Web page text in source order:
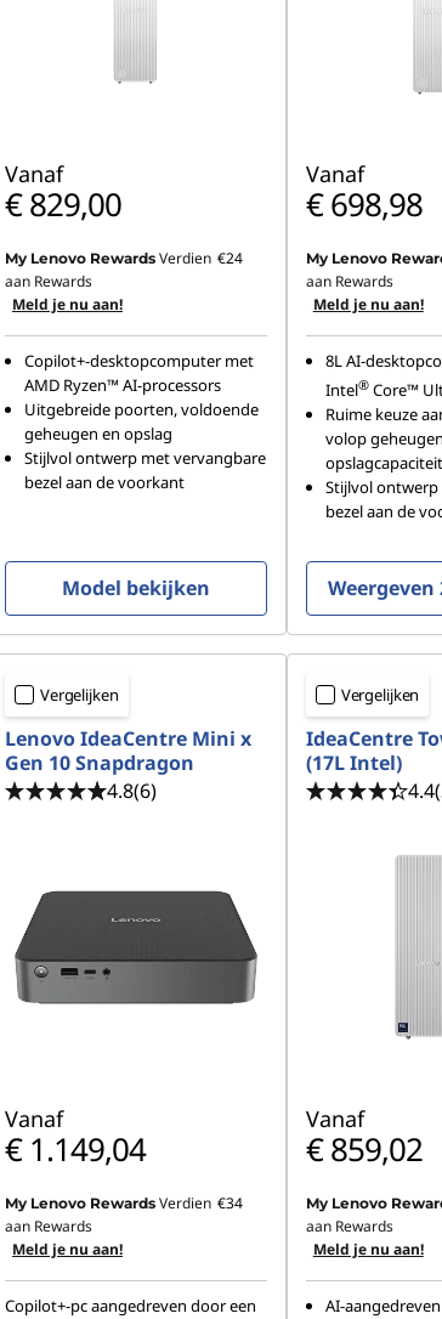
Vanaf
€ 829,00
My Lenovo Rewards Verdien €24
aan Rewards
Meld je nu aan!
Copilot+-desktopcomputer met
AMD Ryzen™ AI-processors
Uitgebreide poorten, voldoende
geheugen en opslag
Stijlvol ontwerp met vervangbare
bezel aan de voorkant
Model bekijken
Vanaf
€ 698,98
My Lenovo
aan Rewards
Meld je nu aan!
8L AI-
Intel®Core™
Ruime keuze
volop
opslagcapaciteit
Stijlvol
bezel aan de
Vergelijken
Lenovo IdeaCentre Mini x
Gen 10 Snapdragon
4.8(6)
Vanaf
€ 1.149,04
My Lenovo Rewards Verdien €34
aan Rewards
Meld je nu aan!
Copilot+-pc aangedreven door een
Vergelijken
IdeaCentre
(17L Intel)
4.4
Vanaf
€ 859,02
My Lenovo
aan Rewards
Meld je nu aan!
AI-